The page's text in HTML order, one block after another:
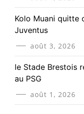
Kolo Muani quitte
Juventus
août 3, 2026
le Stade Brestois
au PSG
août 1, 2026